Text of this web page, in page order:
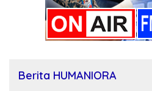
Berita HUMANIORA